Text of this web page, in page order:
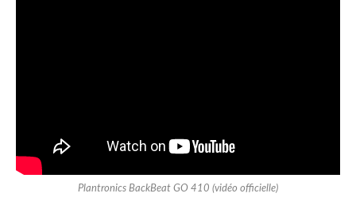
Plantronics BackBeat GO 410 (vidéo officielle)